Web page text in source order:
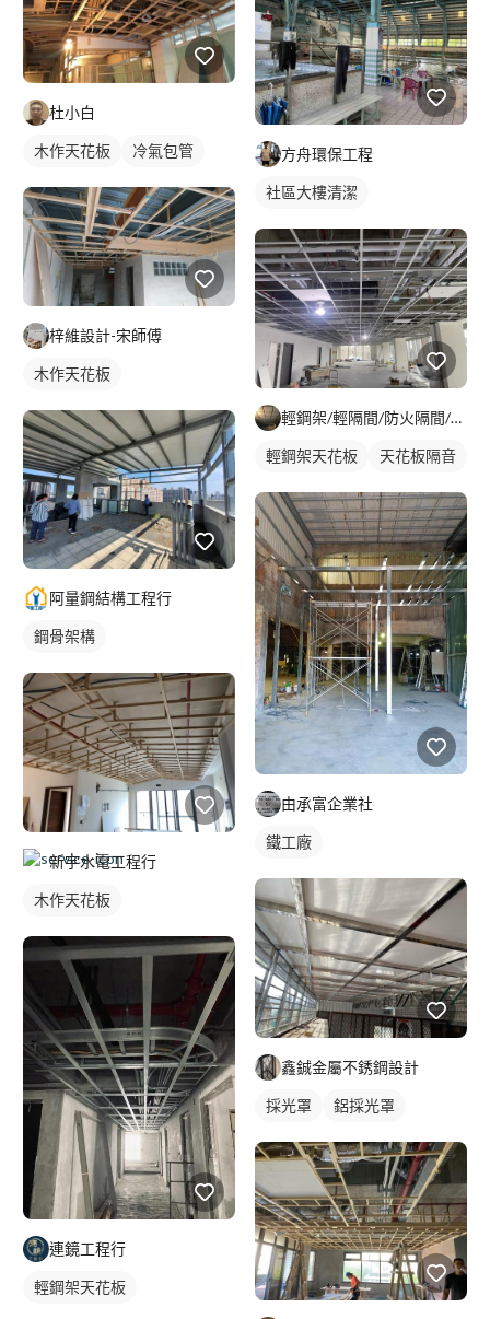
杜小白
木作天花板 冷氣包管
梓維設計-宋師傅
木作天花板
阿量鋼結構工程行
鋼骨架構
新宇水電工程行
木作天花板
連鏡工程行
輕鋼架天花板
方舟環保工程
社區大樓清潔
輕鋼架/輕隔間/防火隔間/造型天花/自工價廉
輕鋼架天花板 天花板隔音
由承富企業社
鐵工廠
鑫鋮金屬不銹鋼設計
採光罩 鋁採光罩